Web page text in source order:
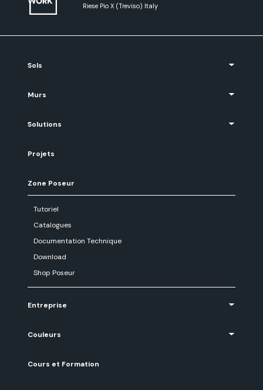
Riese Pio X (Treviso) Italy
Sols
Murs
Solutions
Projets
Zone Poseur
Tutoriel
Catalogues
Documentation Technique
Download
Shop Poseur
Entreprise
Couleurs
Cours et Formation